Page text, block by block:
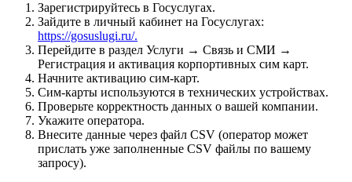
Зарегистрируйтесь в Госуслугах.
Зайдите в личный кабинет на Госуслугах:
https://gosuslugi.ru/.
Перейдите в раздел Услуги → Связь и СМИ →
Регистрация и активация корпортивных сим карт.
Начните активацию сим-карт.
Сим-карты используются в технических устройствах.
Проверьте корректность данных о вашей компании.
Укажите оператора.
Внесите данные через файл CSV (оператор может
прислать уже заполненные CSV файлы по вашему
запросу).